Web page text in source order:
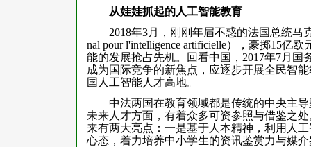
从娃娃抓起的人工智能教育
2018年3月，刚刚年届不惑的法国总统马克
nal pour l'intelligence artificielle），豪掷15亿
能的发展抢占先机。回看中国，2017年7月
成为国际竞争的新焦点，应逐步开展全民智
国人工智能人才高地。
中法两国在教育领域都是传统的中央主导
未来人才方面，有着众多可资参照与借鉴之
来有两大亮点：一是基于人本精神，利用人
心态，着力培养中小学生的资讯鉴赏力与媒